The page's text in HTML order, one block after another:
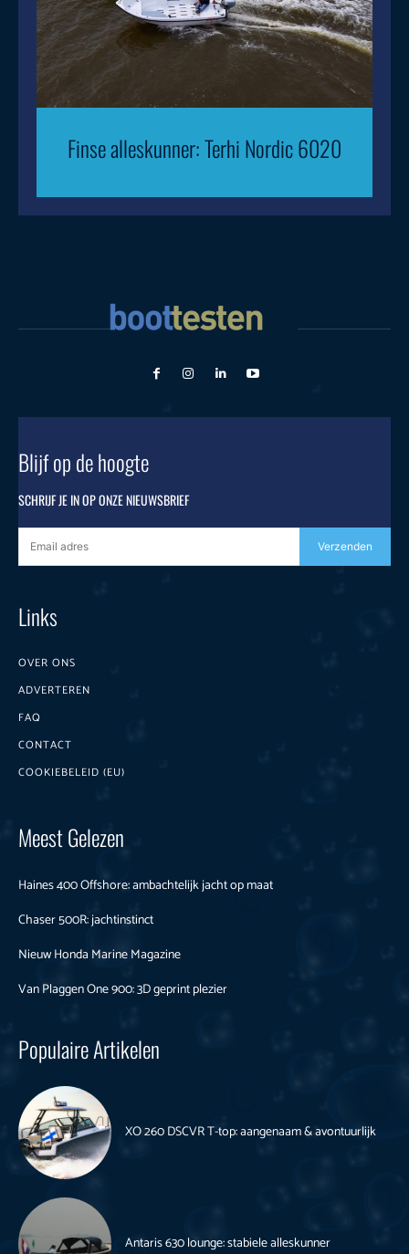
Finse alleskunner: Terhi Nordic 6020
Blijf op de hoogte
SCHRIJF JE IN OP ONZE NIEUWSBRIEF
Verzenden
Links
OVER ONS
ADVERTEREN
FAQ
CONTACT
COOKIEBELEID (EU)
Meest Gelezen
Haines 400 Offshore: ambachtelijk jacht op maat
Chaser 500R: jachtinstinct
Nieuw Honda Marine Magazine
Van Plaggen One 900: 3D geprint plezier
Populaire Artikelen
XO 260 DSCVR T-top: aangenaam & avontuurlijk
Antaris 630 lounge: stabiele alleskunner